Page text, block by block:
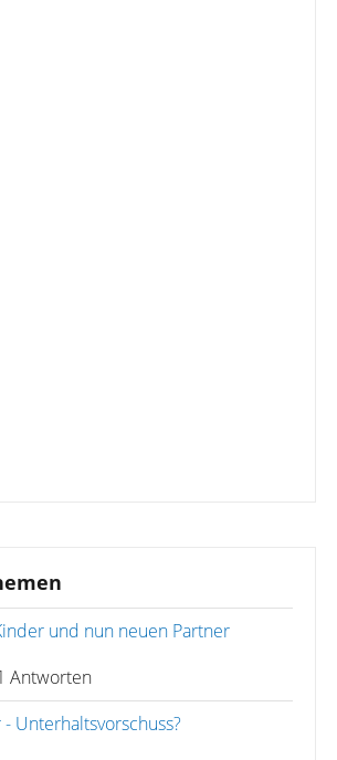
und nun neuen Partner
Antworten
Unterhaltsvorschuss?